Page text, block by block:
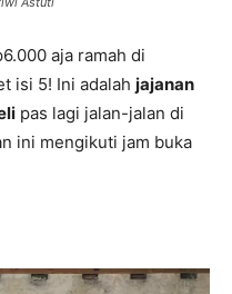
aja ramah di
isi 5! Ini adalah jajanan
pas lagi jalan-jalan di
ini mengikuti jam buka